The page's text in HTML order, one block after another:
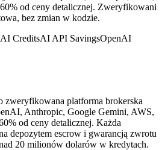
od ceny detalicznej. Zweryfikowani
bez zmian w kodzie.
CreditsAI API SavingsOpenAI
zweryfikowana platforma brokerska
Anthropic, Google Gemini, AWS,
od ceny detalicznej. Każda
depozytem escrow i gwarancją zwrotu
20 milionów dolarów w kredytach.